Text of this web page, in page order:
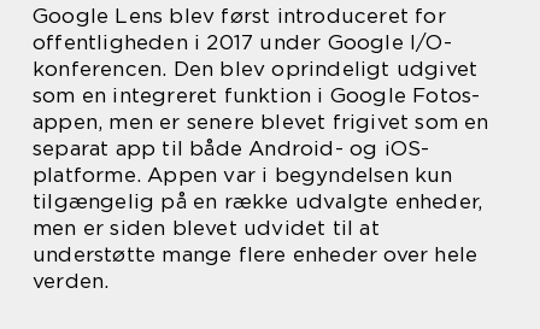
Google Lens blev først introduceret for
offentligheden i 2017 under Google I/O-
konferencen. Den blev oprindeligt udgivet
som en integreret funktion i Google Fotos-
appen, men er senere blevet frigivet som en
separat app til både Android- og iOS-
platforme. Appen var i begyndelsen kun
tilgængelig på en række udvalgte enheder,
men er siden blevet udvidet til at
understøtte mange flere enheder over hele
verden.